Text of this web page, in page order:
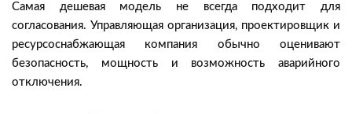
Самая дешевая модель не всегда подходит для
согласования. Управляющая организация, проектировщик и
ресурсоснабжающая компания обычно оценивают
безопасность, мощность и возможность аварийного
отключения.